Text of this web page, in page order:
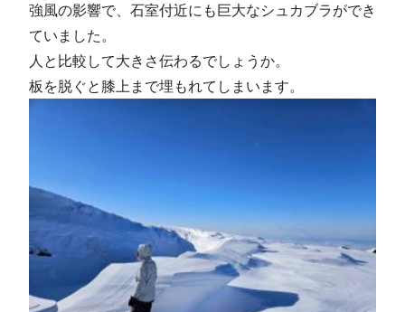
強風の影響で、石室付近にも巨大なシュカブラができ
ていました。
人と比較して大きさ伝わるでしょうか。
板を脱ぐと膝上まで埋もれてしまいます。